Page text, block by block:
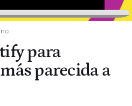
para
parecida a